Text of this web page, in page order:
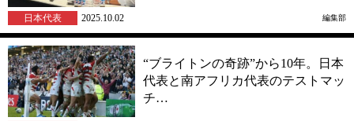
日本代表 2025.10.02 編集部
“ブライトンの奇跡”から10年。日本
代表と南アフリカ代表のテストマッ
チ…